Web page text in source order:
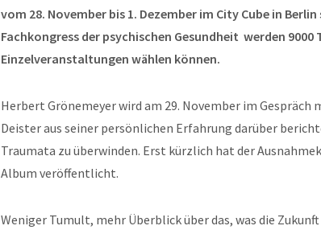
vom 28. November bis 1. Dezember im City Cube in
Fachkongress der psychischen Gesundheit werden
Einzelveranstaltungen wählen können.
Herbert Grönemeyer wird am 29. November im Gespräch
Deister aus seiner persönlichen Erfahrung darüber
Traumata zu überwinden. Erst kürzlich hat der
Album veröffentlicht.
Weniger Tumult, mehr Überblick über das, was die